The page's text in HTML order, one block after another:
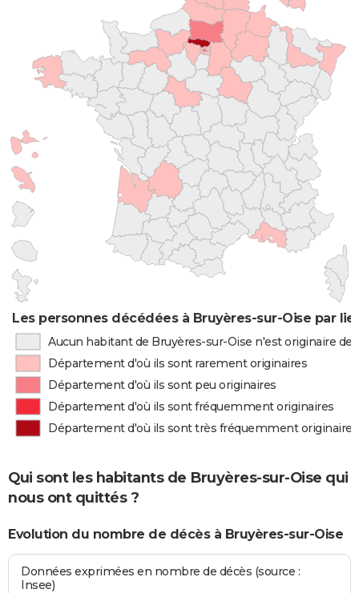
Les personnes décédées à Bruyères-sur-Oise par
Aucun habitant de Bruyères-sur-Oise n'est originaire
Département d'où ils sont rarement originaires
Département d'où ils sont peu originaires
Département d'où ils sont fréquemment originaires
Département d'où ils sont très fréquemment originaires
Qui sont les habitants de Bruyères-sur-Oise qui
nous ont quittés ?
Evolution du nombre de décès à Bruyères-sur-Oise
Données exprimées en nombre de décès (source :
Insee)